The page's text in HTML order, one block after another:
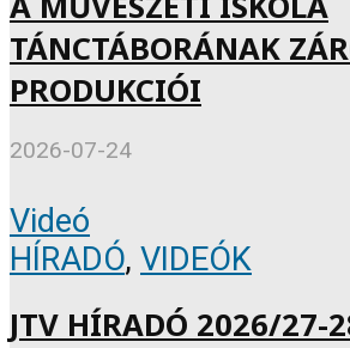
TÁNCTÁBORÁNAK
PRODUKCIÓI
2026-07-24
Videó
HÍRADÓ, VIDEÓK
JTV HÍRADÓ 2026/27-